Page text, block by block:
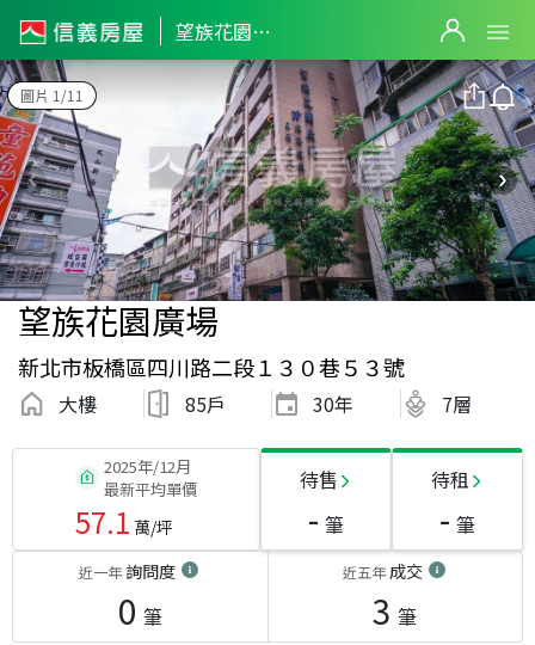
望族花園廣場
圖片 1/11
望族花園廣場
新北市板橋區四川路二段１３０巷５３號
大樓 85戶 30年 7層
2025年/12月
最新平均單價
57.1 萬/坪
待售
- 筆
待租
- 筆
近一年詢問度
0 筆
近五年成交
3 筆